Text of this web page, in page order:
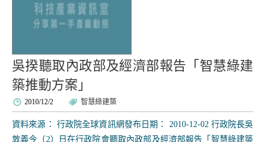
吳揆聽取內政部及經濟部報告「智慧綠建
築推動方案」
2010/12/2 智慧綠建築
資料來源： 行政院全球資訊網發布日期： 2010-12-02 行政院長吳
敦義今（2）日在行政院會聽取內政部及經濟部報告「智慧綠建築